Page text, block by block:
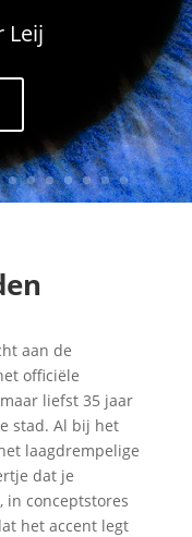
Leij
aan de
officiële
liefst 35 jaar
stad. Al bij het
laagdrempelige
dat je
in conceptstores
het accent legt